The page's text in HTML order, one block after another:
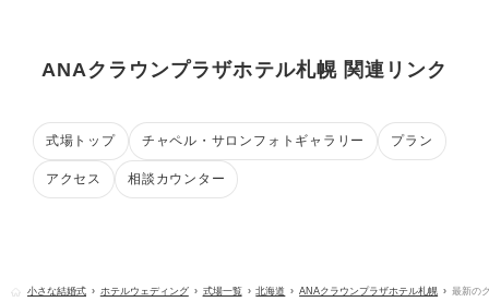
ANAクラウンプラザホテル札幌 関連リンク
式場トップ チャペル・サロンフォトギャラリー プラン
アクセス 相談カウンター
小さな結婚式 ホテルウェディング 式場一覧 北海道 ANAクラウンプラザホテル札幌 最新の